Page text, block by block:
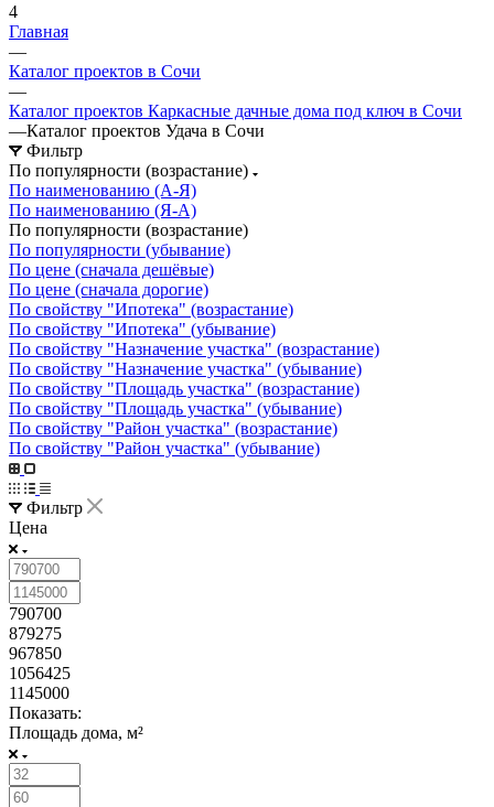
4
Главная
—
Каталог проектов в Сочи
—
Каталог проектов Каркасные дачные дома под ключ в Сочи
—Каталог проектов Удача в Сочи
Фильтр
По популярности (возрастание)
По наименованию (А-Я)
По наименованию (Я-А)
По популярности (возрастание)
По популярности (убывание)
По цене (сначала дешёвые)
По цене (сначала дорогие)
По свойству "Ипотека" (возрастание)
По свойству "Ипотека" (убывание)
По свойству "Назначение участка" (возрастание)
По свойству "Назначение участка" (убывание)
По свойству "Площадь участка" (возрастание)
По свойству "Площадь участка" (убывание)
По свойству "Район участка" (возрастание)
По свойству "Район участка" (убывание)
Фильтр
Цена
790700
879275
967850
1056425
1145000
Показать:
Площадь дома, м²